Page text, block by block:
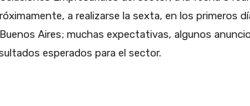
a realizarse la sexta, en los primeros
Aires; muchas expectativas, algunos
esperados para el sector.